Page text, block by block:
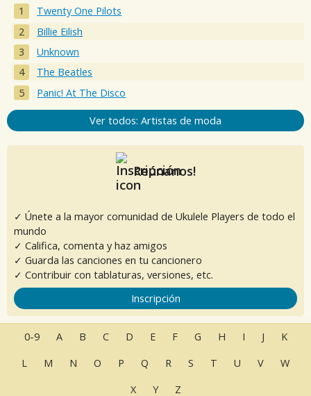
Twenty One Pilots
Billie Eilish
Unknown
The Beatles
Panic! At The Disco
Ver todos: Artistas de moda
Reúnanos!
✓ Únete a la mayor comunidad de Ukulele Players de todo el
mundo
✓ Califica, comenta y haz amigos
✓ Guarda las canciones en tu cancionero
✓ Contribuir con tablaturas, versiones, etc.
Inscripción
0-9 A B C D E F G H I J
K
L
M N O P Q R S T U V
W
X
Y Z